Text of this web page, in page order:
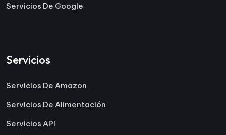
Servicios De Google
Servicios
Servicios De Amazon
Servicios De Alimentación
Servicios API